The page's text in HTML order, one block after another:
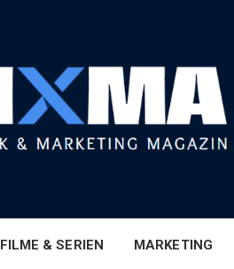
FILME & SERIEN MARKETING